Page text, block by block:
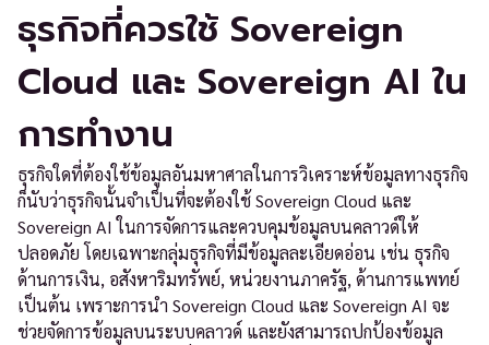
ธุรกิจที่ควรใช้ Sovereign
Cloud และ Sovereign AI ใน
การทำงาน
ธุรกิจใดที่ต้องใช้ข้อมูลอันมหาศาลในการวิเคราะห์ข้อมูลทางธุรกิจ
ก็นับว่าธุรกิจนั้นจำเป็นที่จะต้องใช้ Sovereign Cloud และ
Sovereign AI ในการจัดการและควบคุมข้อมูลบนคลาวด์ให้
ปลอดภัย โดยเฉพาะกลุ่มธุรกิจที่มีข้อมูลละเอียดอ่อน เช่น ธุรกิจ
ด้านการเงิน, อสังหาริมทรัพย์, หน่วยงานภาครัฐ, ด้านการแพทย์
เป็นต้น เพราะการนำ Sovereign Cloud และ Sovereign AI จะ
ช่วยจัดการข้อมูลบนระบบคลาวด์ และยังสามารถปกป้องข้อมูล